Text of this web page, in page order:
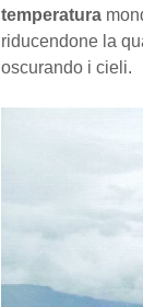
temperatura
riducendone la
oscurando i cieli.